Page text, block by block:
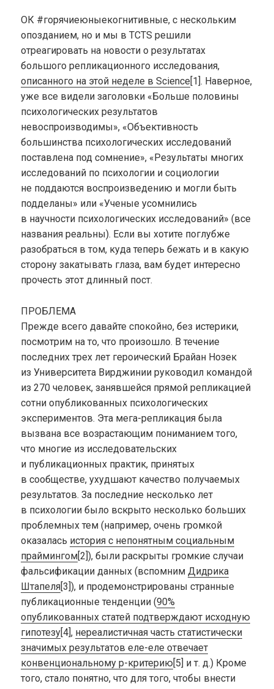
ОК #горячиеюныекогнитивные, с нескольким
опозданием, но и мы в TCTS решили
отреагировать на новости о результатах
большого репликационного исследования,
описанного на этой неделе в Science[1]. Наверное,
уже все видели заголовки «Больше половины
психологических результатов
невоспроизводимы», «Объективность
большинства психологических исследований
поставлена под сомнение», «Результаты многих
исследований по психологии и социологии
не поддаются воспроизведению и могли быть
подделаны» или «Ученые усомнились
в научности психологических исследований» (все
названия реальны). Если вы хотите поглубже
разобраться в том, куда теперь бежать и в какую
сторону закатывать глаза, вам будет интересно
прочесть этот длинный пост.
ПРОБЛЕМА
Прежде всего давайте спокойно, без истерики,
посмотрим на то, что произошло. В течение
последних трех лет героический Брайан Нозек
из Университета Вирджинии руководил командой
из 270 человек, занявшейся прямой репликацией
сотни опубликованных психологических
экспериментов. Эта мега-репликация была
вызвана все возрастающим пониманием того,
что многие из исследовательских
и публикационных практик, принятых
в сообществе, ухудшают качество получаемых
результатов. За последние несколько лет
в психологии было вскрыто несколько больших
проблемных тем (например, очень громкой
оказалась история с непонятным социальным
праймингом[2]), были раскрыты громкие случаи
фальсификации данных (вспомним Дидрика
Штапеля[3]), и продемонстрированы странные
публикационные тенденции (90%
опубликованных статей подтверждают исходную
гипотезу[4], нереалистичная часть статистически
значимых результатов еле-еле отвечает
конвенциональному p-критерию[5] и т. д.) Кроме
того, стало понятно, что для того, чтобы внести